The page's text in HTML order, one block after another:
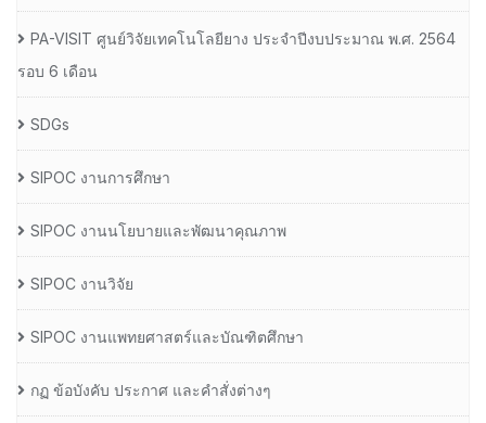
PA-VISIT ศูนย์วิจัยเทคโนโลยียาง ประจำปีงบประมาณ พ.ศ. 2564
รอบ 6 เดือน
SDGs
SIPOC งานการศึกษา
SIPOC งานนโยบายและพัฒนาคุณภาพ
SIPOC งานวิจัย
SIPOC งานแพทยศาสตร์และบัณฑิตศึกษา
กฏ ข้อบังคับ ประกาศ และคำสั่งต่างๆ